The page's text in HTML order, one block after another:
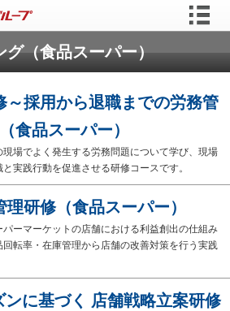
グ（食品スーパー）
～採用から退職までの労務管
食品スーパー）
場でよく発生する労務問題について学び、現場
実践行動を促進させる研修コースです。
研修（食品スーパー）
ーマーケットの店舗における利益創出の仕組み
転率・在庫管理から店舗の改善対策を行う実践
ンに基づく 店舗戦略立案研修